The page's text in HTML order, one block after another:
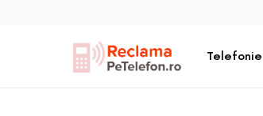
Telefonie